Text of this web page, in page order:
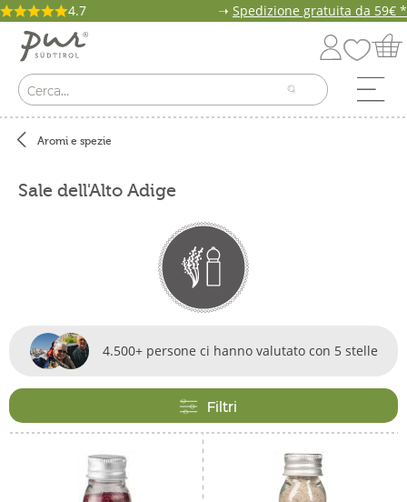
4.7 ➝ Spedizione gratuita da 59€ *
Aromi e spezie
Sale dell'Alto Adige
4.500+ persone ci hanno valutato con 5 stelle
Filtri